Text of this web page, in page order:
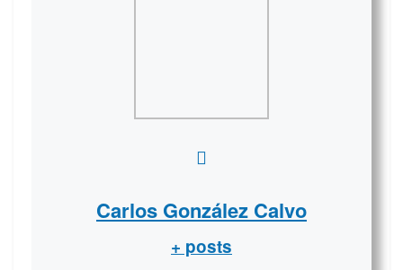
Carlos González Calvo
+ posts